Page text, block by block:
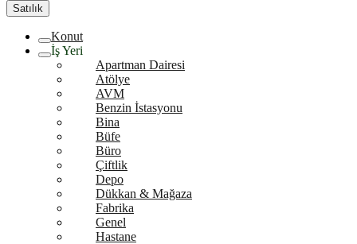
Satılık
Konut
İş Yeri
Apartman Dairesi
Atölye
AVM
Benzin İstasyonu
Bina
Büfe
Büro
Çiftlik
Depo
Dükkan & Mağaza
Fabrika
Genel
Hastane